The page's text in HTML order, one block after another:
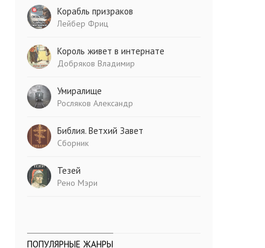
Корабль призраков
Лейбер Фриц
Король живет в интернате
Добряков Владимир
Умиралище
Росляков Александр
Библия. Ветхий Завет
Сборник
Тезей
Рено Мэри
ПОПУЛЯРНЫЕ ЖАНРЫ